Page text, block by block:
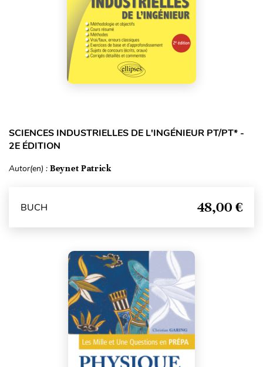
SCIENCES INDUSTRIELLES DE L'INGÉNIEUR PT/PT* -
2E ÉDITION
Autor(en) : Beynet Patrick
BUCH 48,00 €